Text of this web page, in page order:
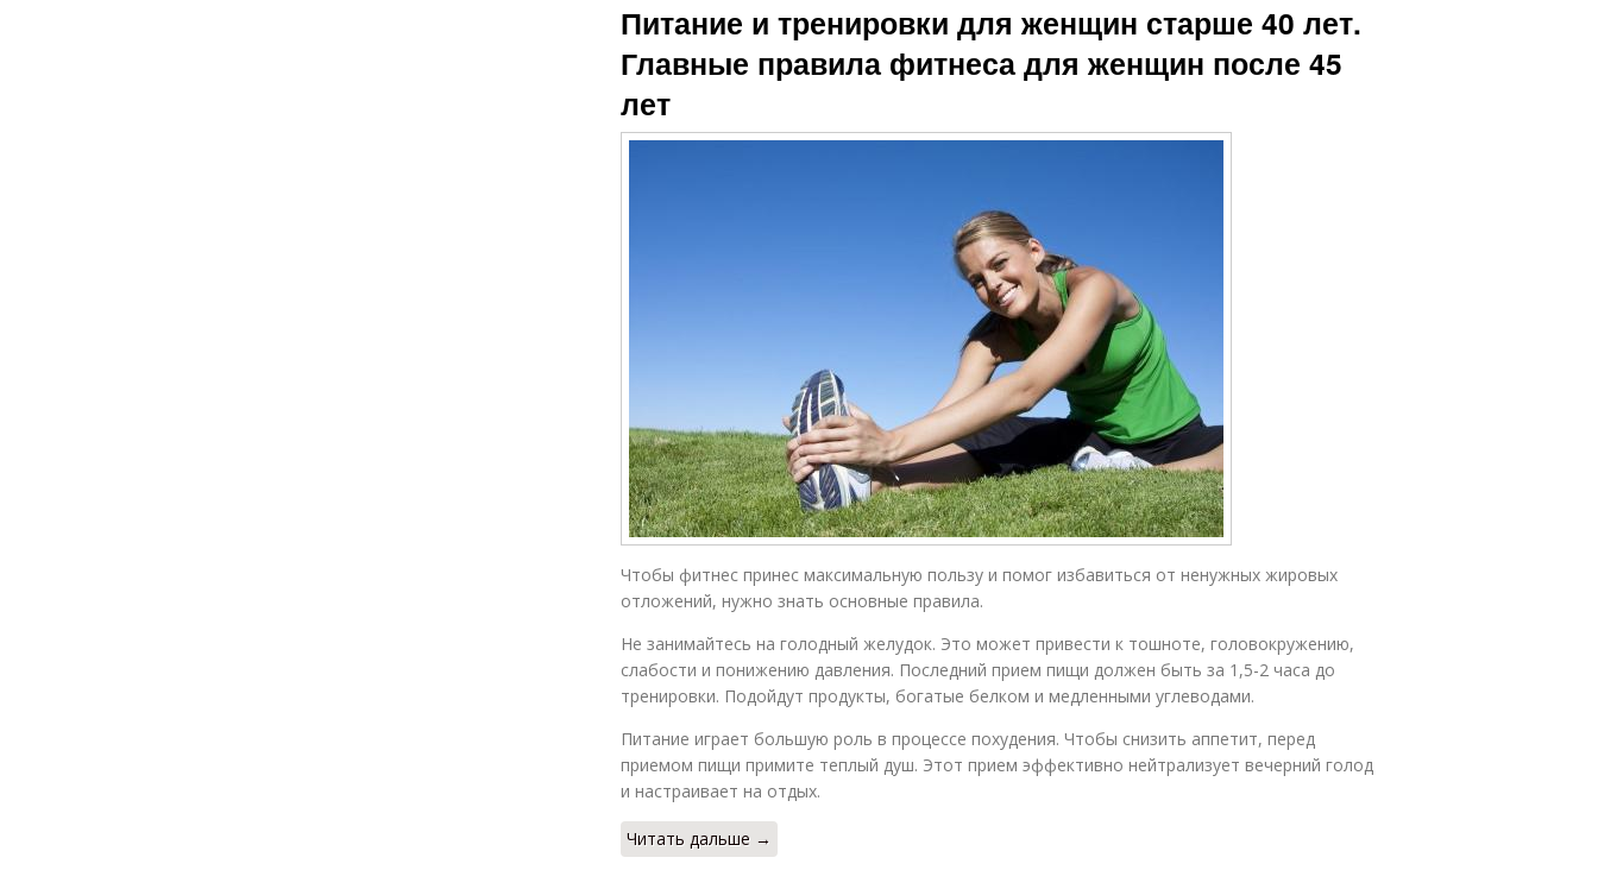
Питание и тренировки для женщин старше 40 лет.
Главные правила фитнеса для женщин после 45
лет
Чтобы фитнес принес максимальную пользу и помог избавиться от ненужных жировых
отложений, нужно знать основные правила.
Не занимайтесь на голодный желудок. Это может привести к тошноте, головокружению,
слабости и понижению давления. Последний прием пищи должен быть за 1,5-2 часа до
тренировки. Подойдут продукты, богатые белком и медленными углеводами.
Питание играет большую роль в процессе похудения. Чтобы снизить аппетит, перед
приемом пищи примите теплый душ. Этот прием эффективно нейтрализует вечерний голод
и настраивает на отдых.
Читать дальше →